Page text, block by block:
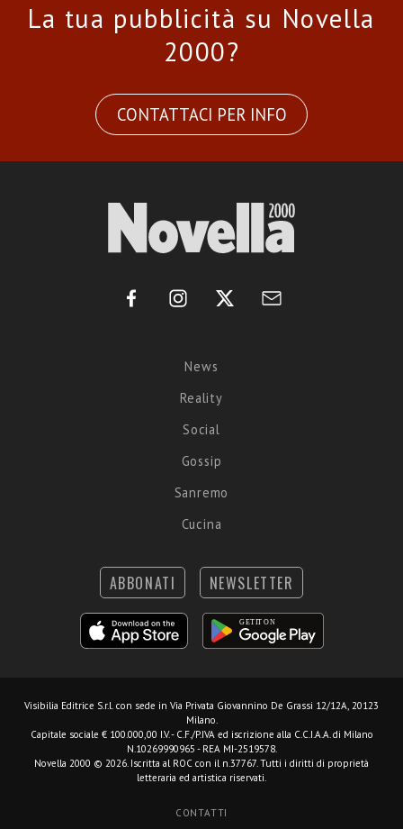
La tua pubblicità su Novella
2000?
CONTATTACI PER INFO
News
Reality
Social
Gossip
Sanremo
Cucina
ABBONATI NEWSLETTER
Visibilia Editrice S.r.l. con sede in Via Privata Giovannino De Grassi 12/12A, 20123
Milano.
Capitale sociale € 100.000,00 I.V. - C.F./P.IVA ed iscrizione alla C.C.I.A.A. di Milano
N.10269990965 - REA MI-2519578.
Novella 2000 © 2026. Iscritta al ROC con il n.37767. Tutti i diritti di proprietà
letteraria ed artistica riservati.
CONTATTI